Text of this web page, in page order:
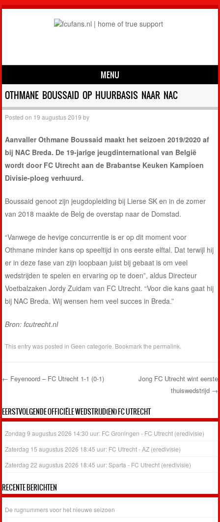
MENU
Skip to content
OTHMANE BOUSSAID OP HUURBASIS NAAR NAC
Posted on 19 augustus 2019 by
Aanvaller Othmane Boussaid maakt het seizoen 2019/2020 af
bij NAC Breda. De 19-jarige jeugdinternational van België
wordt door FC Utrecht aan de Brabantse Keuken Kampioen
Divisie-ploeg verhuurd.
Boussaid genoot zijn jeugdopleiding bij Lierse SK en in de zomer
van 2018 maakte de Belg de overstap naar de Domstad.
“Vanwege de hevige concurrentie is er op dit moment voor
Othmane minder kans op speeltijd in ons eerste elftal. Dat terwijl hij
er in deze fase van zijn loopbaan juist bij gebaat is om veel
wedstrijden te spelen en ervaring op te doen”, aldus Directeur
Voetbalzaken Jordy Zuidam van FC Utrecht. “Voor die kans gaat hij
bij NAC Breda. Wij wensen hem veel succes in Breda.”
Bron: fcutrecht.nl
This entry was posted inGeen categorie . Bookmark thepermalink
← Feyenoord – FC Utrecht 1-1 (0-1)
Jong FC Utrecht wint eerste
thuiswedstrijd →
EERSTVOLGENDE OFFICIËLE WEDSTRIJD(EN) FC UTRECHT
Zondag 9 augustus 2026 14:30 uur: FC Groningen - FC Utrecht (eredivisie)
Zaterdag 15 augustus 2026 18:45 uur: FC Utrecht - AZ (eredivisie)
Zaterdag 22 augustus 2026 18:45 uur: Sparta - FC Utrecht (eredivisie)
RECENTE BERICHTEN
De rugnummers voor het nieuwe seizoen